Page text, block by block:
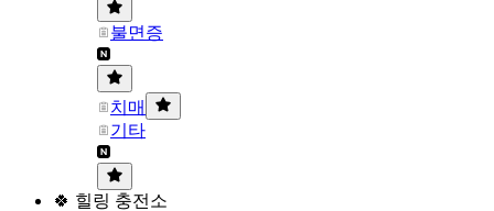
불면증
치매
기타
🍀 힐링 충전소